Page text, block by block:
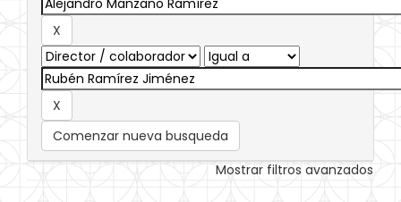
Comenzar nueva busqueda
Mostrar filtros avanzados